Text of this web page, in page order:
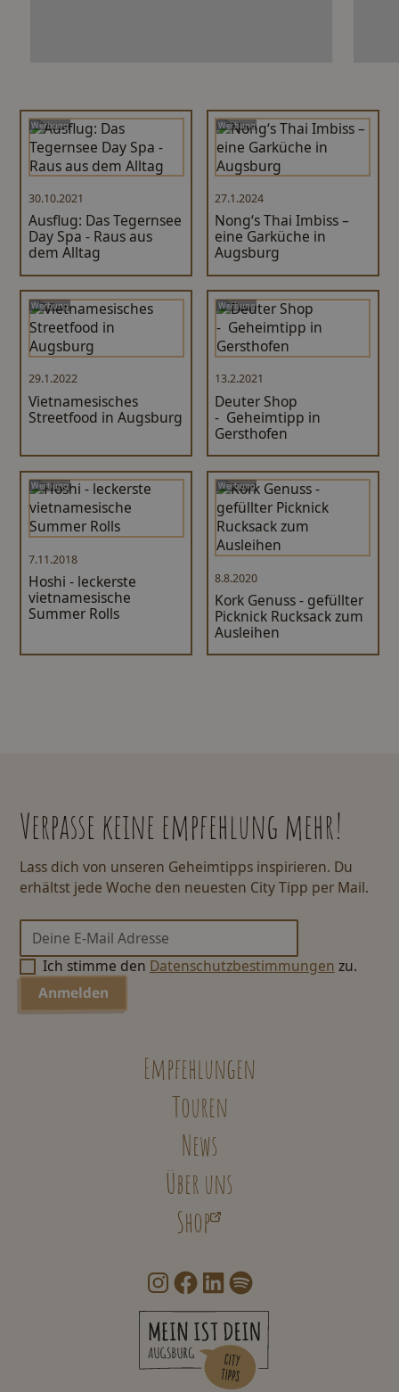
Werbung
30.10.2021
Ausflug: Das Tegernsee
Day Spa - Raus aus
dem Alltag
Werbung
27.1.2024
Nong‘s Thai Imbiss –
eine Garküche in
Augsburg
Werbung
29.1.2022
Vietnamesisches
Streetfood in Augsburg
Werbung
13.2.2021
Deuter Shop
- Geheimtipp in
Gersthofen
Werbung
7.11.2018
Hoshi - leckerste
vietnamesische
Summer Rolls
Werbung
8.8.2020
Kork Genuss - gefüllter
Picknick Rucksack zum
Ausleihen
Empfehlungen
Touren
News
Über uns
Shop
Verpasse keine empfehlung mehr!
Lass dich von unseren Geheimtipps inspirieren. Du
erhältst jede Woche den neuesten City Tipp per Mail.
Ich stimme den Datenschutzbestimmungen zu.